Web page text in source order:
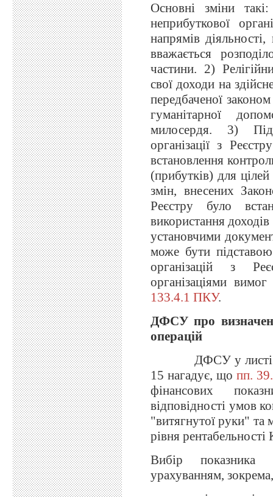
Основні зміни
неприбуткової
напрямів
вважається
частини. 2)
свої доходи на
передбаченої
гуманітарної
милосердя. 3)
організації з
встановлення
(прибутків) для
змін, внесених
Реєстру було
використання
установчими
може бути
організацій з
організаціями
133.4.1 ПКУ.
ДФСУ про
операцій
ДФСУ у листі
15 нагадує, що пп.
фінансових
відповідності умов
"витягнутої руки" та
рівня
Вибір показника
урахуванням,